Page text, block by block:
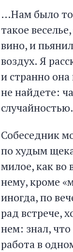
…Нам было
такое
вино, и
воздух. Я
и странно
не найдете:
Собеседник
по худым
милое, как во
нему, кроме
иногда, по
рад встрече,
нем: знал, что
работа в